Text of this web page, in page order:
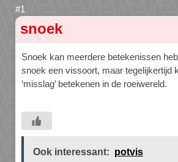
snoek
Snoek kan meerdere betekenissen
snoek een vissoort, maar tegelijkertijd
‘misslag’ betekenen in de roeiwereld.
Ook interessant: potvis